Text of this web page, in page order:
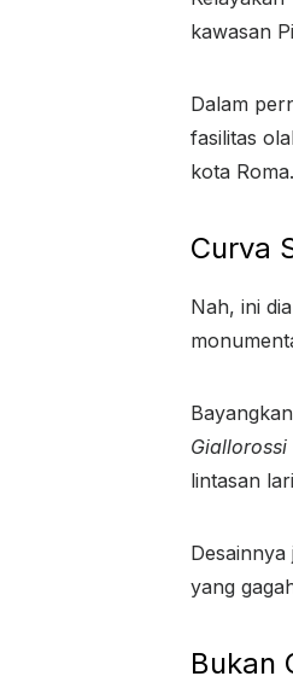
kawasan
Dalam
fasilitas
kota Roma.
Curva
Nah, ini
Giallorossi
lintasan
yang
Bukan